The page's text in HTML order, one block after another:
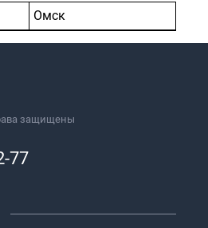
Омск
защищены
77